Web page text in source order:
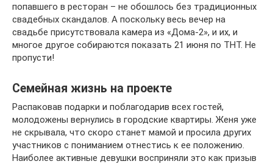
попавшего в ресторан – не обошлось без традиционных
свадебных скандалов. А поскольку весь вечер на
свадьбе присутствовала камера из «Дома-2», и их, и
многое другое собираются показать 21 июня по ТНТ. Не
пропусти!
Семейная жизнь на проекте
Распаковав подарки и поблагодарив всех гостей,
молодожены вернулись в городские квартиры. Женя уже
не скрывала, что скоро станет мамой и просила других
участников с пониманием отнестись к ее положению.
Наиболее активные девушки восприняли это как призыв